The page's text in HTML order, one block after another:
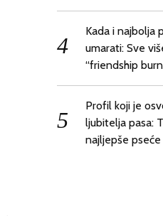
Kada i najbolja
umarati: Sve
“friendship
Profil koji je
ljubitelja pasa:
najljepše pseće